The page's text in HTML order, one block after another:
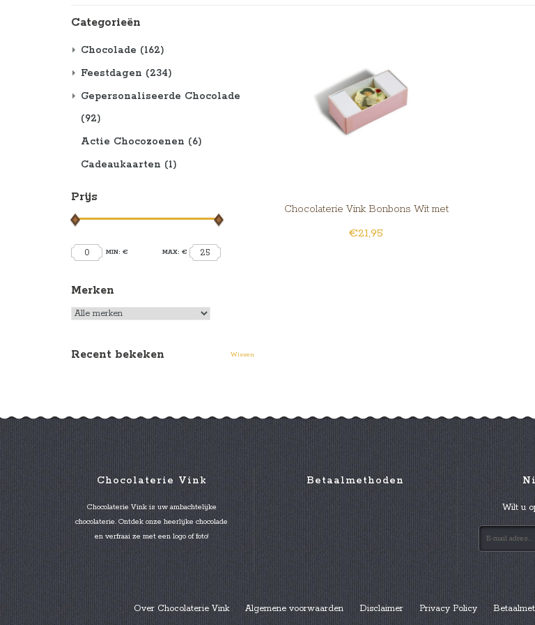
Categorieën
Chocolade (162)
Feestdagen (234)
Gepersonaliseerde Chocolade
(92)
Actie Chocozoenen (6)
Cadeaukaarten (1)
Prijs
0 MIN: € MAX: € 25
Merken
Recent bekeken Wissen
Chocolaterie Vink Bonbons Wit met
Foto/Logo 1 stuk
€21,95
Chocolaterie Vink
Chocolaterie Vink is uw ambachtelijke
chocolaterie. Ontdek onze heerlijke chocolade
en verfraai ze met een logo of foto!
Betaalmethoden
Wilt u
Over Chocolaterie Vink Algemene voorwaarden Disclaimer Privacy Policy